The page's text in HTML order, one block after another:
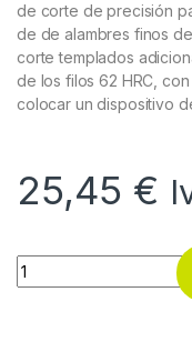
de corte de precisión
de de alambres finos
corte templados
de los filos 62 HRC,
colocar un dispositivo
25,45 €
Alicate de corte